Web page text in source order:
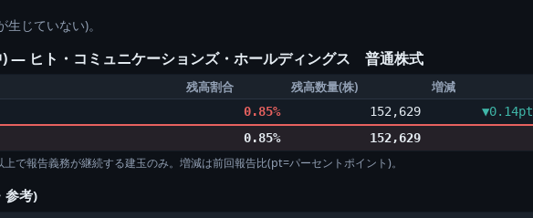
じていない)。
― ヒト・コミュニケーションズ・ホールディングス 普通株式
残高割合 残高数量(株) 増減
0.85% 152,629 ▼0.14pt
0.85% 152,629
で報告義務が継続する建玉のみ。増減は前回報告比(pt=パーセントポイント)。
参考)